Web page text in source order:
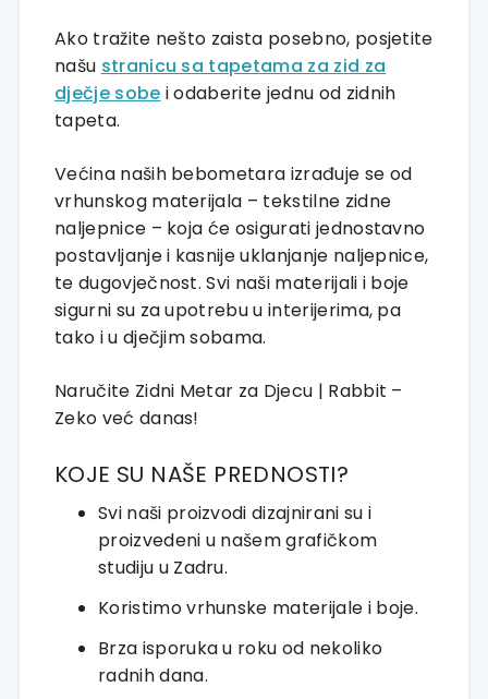
Ako tražite nešto zaista posebno, posjetite
našu stranicu sa tapetama za zid za
dječje sobe i odaberite jednu od zidnih
tapeta.
Većina naših bebometara izrađuje se od
vrhunskog materijala – tekstilne zidne
naljepnice – koja će osigurati jednostavno
postavljanje i kasnije uklanjanje naljepnice,
te dugovječnost. Svi naši materijali i boje
sigurni su za upotrebu u interijerima, pa
tako i u dječjim sobama.
Naručite Zidni Metar za Djecu | Rabbit –
Zeko već danas!
KOJE SU NAŠE PREDNOSTI?
Svi naši proizvodi dizajnirani su i
proizvedeni u našem grafičkom
studiju u Zadru.
Koristimo vrhunske materijale i boje.
Brza isporuka u roku od nekoliko
radnih dana.